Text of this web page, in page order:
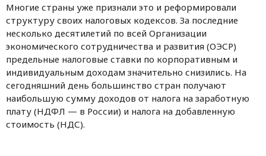
Многие страны уже признали это и реформировали
структуру своих налоговых кодексов. За последние
несколько десятилетий по всей Организации
экономического сотрудничества и развития (ОЭСР)
предельные налоговые ставки по корпоративным и
индивидуальным доходам значительно снизились. На
сегодняшний день большинство стран получают
наибольшую сумму доходов от налога на заработную
плату (НДФЛ — в России) и налога на добавленную
стоимость (НДС).